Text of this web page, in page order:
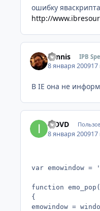
ошибку
http://
Sannis IPB
8 января 200917
В IE она не
inDVD
8 января 200917
var emowindow
function
{
emowindow =